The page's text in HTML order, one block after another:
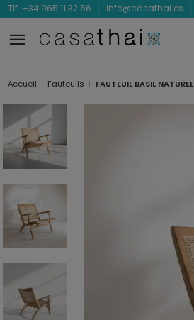
Tlf. +34 965 11 32 56 info@casathai.es
Accueil Fauteuils FAUTEUIL BASIL NATUREL